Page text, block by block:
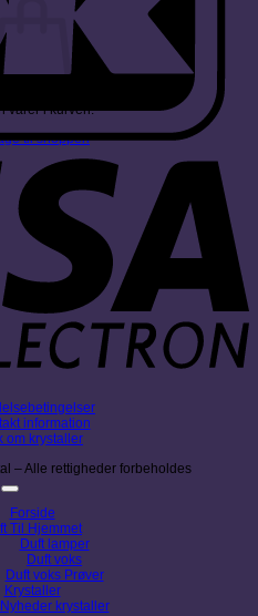
varer i kurven.
til shoppen
information
om krystaller
– Alle rettigheder forbeholdes
Forside
Til Hjemmet
Duft lamper
Duft voks
Duft voks Prøver
Krystaller
Nyheder krystaller